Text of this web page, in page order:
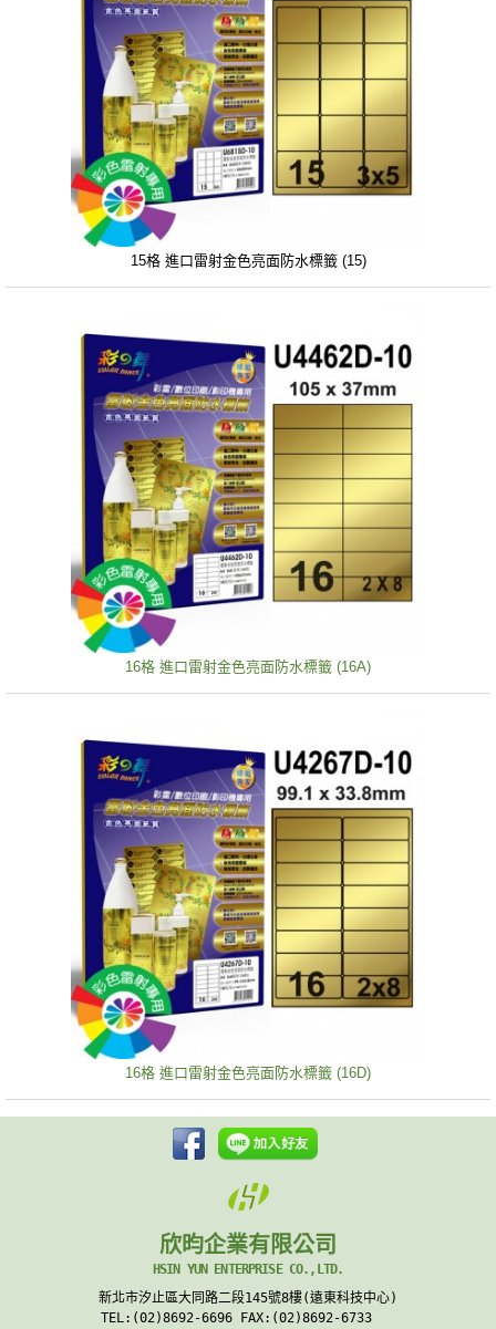
15格 進口雷射金色亮面防水標籤 (15)
16格 進口雷射金色亮面防水標籤 (16A)
16格 進口雷射金色亮面防水標籤 (16D)
欣昀企業有限公司
HSIN YUN ENTERPRISE CO.,LTD.
新北市汐止區大同路二段145號8樓(遠東科技中心)
TEL:(02)8692-6696 FAX:(02)8692-6733